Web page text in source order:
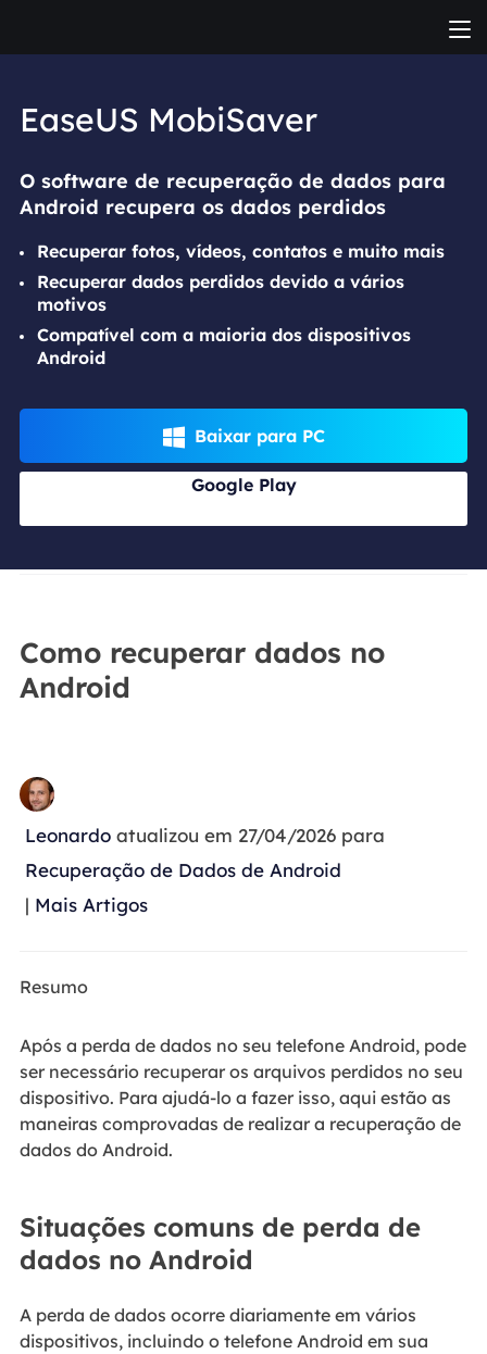
EaseUS MobiSaver
O software de recuperação de dados para
Android recupera os dados perdidos
Recuperar fotos, vídeos, contatos e muito mais
Recuperar dados perdidos devido a vários
motivos
Compatível com a maioria dos dispositivos
Android
 Baixar para PC
Google Play
Como recuperar dados no
Android
Leonardoatualizou em 27/04/2026 para
Recuperação de Dados de Android
| Mais Artigos
Resumo
Após a perda de dados no seu telefone Android, pode
ser necessário recuperar os arquivos perdidos no seu
dispositivo. Para ajudá-lo a fazer isso, aqui estão as
maneiras comprovadas de realizar a recuperação de
dados do Android.
Situações comuns de perda de
dados no Android
A perda de dados ocorre diariamente em vários
dispositivos, incluindo o telefone Android em sua